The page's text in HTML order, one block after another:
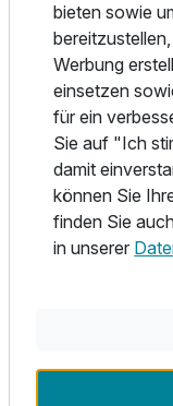
Kulinarisch
frischen, regional
Spezialitäten.
In der KAI40
oder Glas Wein
Hafen genießen –
Highlight.
Für Erholung sorgt
herrlichem
Parkmöglichkeiten
öffentlichen
bieten sowie
Werbung
einsetzen
für ein
Sie auf "Ich
damit
können Sie
finden Sie
in unserer